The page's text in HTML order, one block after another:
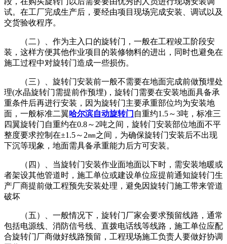
试。在工厂完成生产后，要经由项目现场完成安装、调试以及
交货验收程序。
（二）、作为主入口的旋转门，一般在工程竣工阶段安
装，这样方便其他作业项目的装修物料的进出，同时也避免在
施工过程中对旋转门造成一些损伤。
（三）、旋转门安装前一般不需要在地面完成前做预埋处
理(水晶旋转门需提前作预埋)，旋转门需要在安装地面具备承
重条件后再进行安装，因为旋转门主要承重部位均为安装地
面，一般标准二翼哈尔滨自动旋转门 自重约1.5～3吨，标准三
四翼旋转门自重约在0.8～2吨之间，旋转门安装部位地面不平
整度要求控制在±1.5～2㎜之间，为确保旋转门安装后不出现
下沉等现象，地面需具备承重能力后方可安装。
（四）、当旋转门安装作业面地面以下时，需安装地暖或
者架设其他管道时，施工单位或建设单位应提前通知旋转门生
产厂商提前做工程预先安装处理，避免因旋转门施工带来管道
破坏
（五）、一般情况下，旋转门厂家会要求预留线路，通常
包括电源线、消防信号线、直拨电话线等线路，施工单位应配
合旋转门厂商做好线路预留，工程现场施工负责人要做好协调